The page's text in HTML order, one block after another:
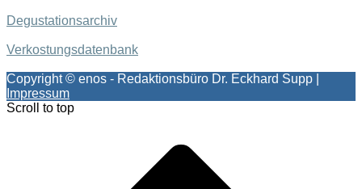
Degustationsarchiv
Verkostungsdatenbank
Copyright © enos - Redaktionsbüro Dr. Eckhard Supp |
Impressum
Scroll to top